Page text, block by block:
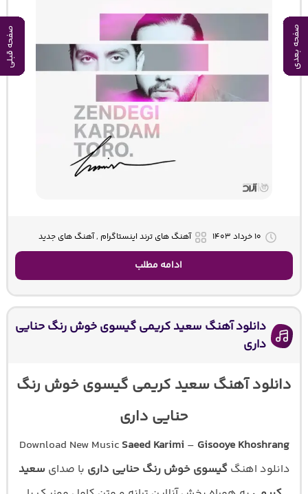
صفحه بعدی صفحه قبلی صفحه بعدی صفحه قبلی صفحه بعدی صفحه قبلی صفحه بعدی صفحه قبلی صفحه بعدی صفحه قبلی صفحه بعدی صفحه قبلی
۱۰ خرداد ۱۴۰۳ آهنگ های ترند اینستاگرام , آهنگ های جدید
ادامه مطلب
دانلود آهنگ سعید کریمی گیسوی خوش رنگ حنایی
داری
دانلود آهنگ سعید کریمی گیسوی خوش رنگ
حنایی داری
Download New Music Saeed Karimi – Gisooye Khoshrang
دانلود اهنگگیسوی خوش رنگ حنایی داری با صدای سعید
صفحه بعدی صفحه قبلی صفحه بعدی صفحه قبلی صفحه بعدی صفحه قبلی صفحه بعدی صفحه قبلی